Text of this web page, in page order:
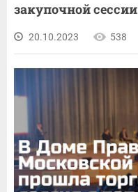
закупочной сессии
20.10.2023 538